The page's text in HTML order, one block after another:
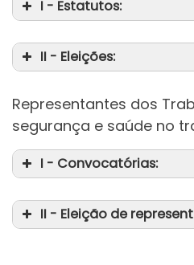
I - Estatutos:
II - Eleições:
Representantes dos
segurança e saúde no
I - Convocatórias:
II - Eleição de